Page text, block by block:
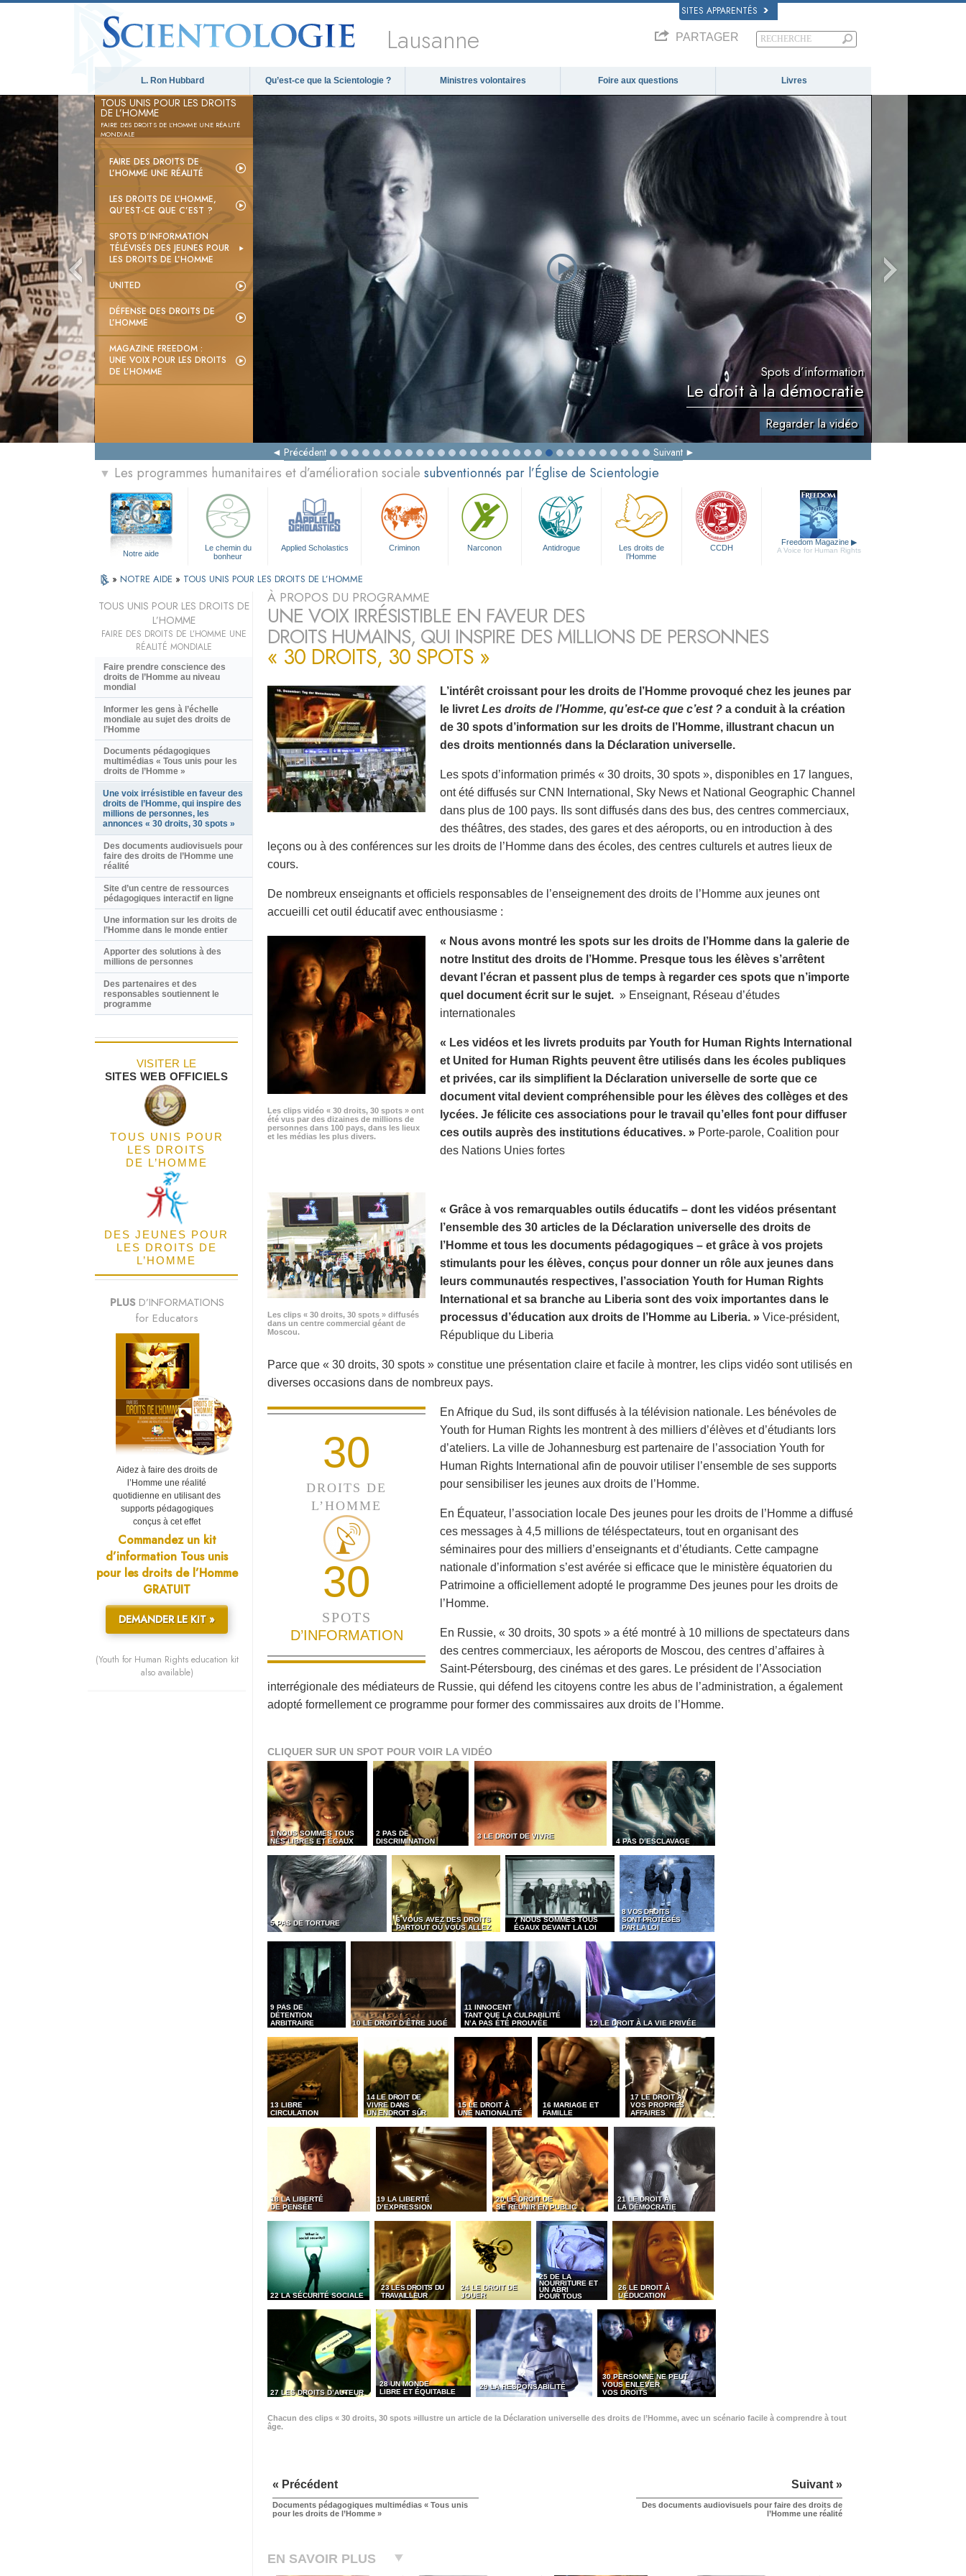
SITES APPARENTÉS
Lausanne PARTAGER
L. Ron Hubbard Qu’est-ce que la Scientologie ? Ministres volontaires Foire aux questions Livres
TOUS UNIS POUR LES DROITS
DE L’HOMME
FAIRE DES DROITS DE L’HOMME UNE RÉALITÉ
MONDIALE
FAIRE DES DROITS DE
L’HOMME UNE RÉALITÉ
LES DROITS DE L’HOMME,
QU’EST-CE QUE C’EST ?
SPOTS D’INFORMATION
TÉLÉVISÉS DES JEUNES POUR
LES DROITS DE L’HOMME
UNITED
DÉFENSE DES DROITS DE
L’HOMME
MAGAZINE FREEDOM :
UNE VOIX POUR LES DROITS
DE L’HOMME
Spots d’information
Le droit à la démocratie
Regarder la vidéo
Précédent Suivant
▼ Les programmes humanitaires et d’amélioration sociale subventionnés par l’Église de Scientologie
Notre aide
Le chemin du
bonheur
Applied Scholastics Criminon Narconon Antidrogue
Les droits de
l’Homme
CCDH
Freedom Magazine ▶
A Voice for Human Rights
» NOTRE AIDE » TOUS UNIS POUR LES DROITS DE L’HOMME
À PROPOS DU PROGRAMME
UNE VOIX IRRÉSISTIBLE EN FAVEUR DES
DROITS HUMAINS, QUI INSPIRE DES MILLIONS DE PERSONNES
« 30 DROITS, 30 SPOTS »
L’intérêt croissant pour les droits de l’Homme provoqué chez les jeunes par
le livret Les droits de l’Homme, qu’est-ce que c’est ? a conduit à la création
de 30 spots d’information sur les droits de l’Homme, illustrant chacun un
des droits mentionnés dans la Déclaration universelle.
Les spots d’information primés « 30 droits, 30 spots », disponibles en 17 langues,
ont été diffusés sur CNN International, Sky News et National Geographic Channel
dans plus de 100 pays. Ils sont diffusés dans des bus, des centres commerciaux,
des théâtres, des stades, des gares et des aéroports, ou en introduction à des
leçons ou à des conférences sur les droits de l’Homme dans des écoles, des centres culturels et autres lieux de
cours.
De nombreux enseignants et officiels responsables de l’enseignement des droits de l’Homme aux jeunes ont
accueilli cet outil éducatif avec enthousiasme :
Les clips vidéo « 30 droits, 30 spots » ont
été vus par des dizaines de millions de
personnes dans 100 pays, dans les lieux
et les médias les plus divers.
« Nous avons montré les spots sur les droits de l’Homme dans la galerie de
notre Institut des droits de l’Homme. Presque tous les élèves s’arrêtent
devant l’écran et passent plus de temps à regarder ces spots que n’importe
quel document écrit sur le sujet. » Enseignant, Réseau d’études
internationales
« Les vidéos et les livrets produits par Youth for Human Rights International
et United for Human Rights peuvent être utilisés dans les écoles publiques
et privées, car ils simplifient la Déclaration universelle de sorte que ce
document vital devient compréhensible pour les élèves des collèges et des
lycées. Je félicite ces associations pour le travail qu’elles font pour diffuser
ces outils auprès des institutions éducatives. » Porte-parole, Coalition pour
des Nations Unies fortes
Les clips « 30 droits, 30 spots » diffusés
dans un centre commercial géant de
Moscou.
« Grâce à vos remarquables outils éducatifs – dont les vidéos présentant
l’ensemble des 30 articles de la Déclaration universelle des droits de
l’Homme et tous les documents pédagogiques – et grâce à vos projets
stimulants pour les élèves, conçus pour donner un rôle aux jeunes dans
leurs communautés respectives, l’association Youth for Human Rights
International et sa branche au Liberia sont des voix importantes dans le
processus d’éducation aux droits de l’Homme au Liberia. » Vice-président,
République du Liberia
Parce que « 30 droits, 30 spots » constitue une présentation claire et facile à montrer, les clips vidéo sont utilisés en
diverses occasions dans de nombreux pays.
30
DROITS DE
L’HOMME
30
SPOTS
D’INFORMATION
En Afrique du Sud, ils sont diffusés à la télévision nationale. Les bénévoles de
Youth for Human Rights les montrent à des milliers d’élèves et d’étudiants lors
d’ateliers. La ville de Johannesburg est partenaire de l’association Youth for
Human Rights International afin de pouvoir utiliser l’ensemble de ses supports
pour sensibiliser les jeunes aux droits de l’Homme.
En Équateur, l’association locale Des jeunes pour les droits de l’Homme a diffusé
ces messages à 4,5 millions de téléspectateurs, tout en organisant des
séminaires pour des milliers d’enseignants et d’étudiants. Cette campagne
nationale d’information s’est avérée si efficace que le ministère équatorien du
Patrimoine a officiellement adopté le programme Des jeunes pour les droits de
l’Homme.
En Russie, « 30 droits, 30 spots » a été montré à 10 millions de spectateurs dans
des centres commerciaux, les aéroports de Moscou, des centres d’affaires à
Saint-Pétersbourg, des cinémas et des gares. Le président de l’Association
interrégionale des médiateurs de Russie, qui défend les citoyens contre les abus de l’administration, a également
adopté formellement ce programme pour former des commissaires aux droits de l’Homme.
CLIQUER SUR UN SPOT POUR VOIR LA VIDÉO
1 NOUS SOMMES TOUS
NÉS LIBRES ET ÉGAUX
2 PAS DE
DISCRIMINATION
3 LE DROIT DE VIVRE
4 PAS D’ESCLAVAGE
5 PAS DE TORTURE
6 VOUS AVEZ DES DROITS
PARTOUT OÙ VOUS ALLEZ
7 NOUS SOMMES TOUS
ÉGAUX DEVANT LA LOI
8 VOS DROITS
SONT PROTÉGÉS
PAR LA LOI
9 PAS DE
DÉTENTION
ARBITRAIRE
10 LE DROIT D’ÊTRE JUGÉ
11 INNOCENT
TANT QUE LA CULPABILITÉ
N’A PAS ÉTÉ PROUVÉE
12 LE DROIT À LA VIE PRIVÉE
13 LIBRE
CIRCULATION
14 LE DROIT DE
VIVRE DANS
UN ENDROIT SÛR
15 LE DROIT À
UNE NATIONALITÉ
16 MARIAGE ET
FAMILLE
17 LE DROIT À
VOS PROPRES
AFFAIRES
18 LA LIBERTÉ
DE PENSÉE
19 LA LIBERTÉ
D’EXPRESSION
20 LE DROIT DE
SE RÉUNIR EN PUBLIC
21 LE DROIT À
LA DÉMOCRATIE
22 LA SÉCURITÉ SOCIALE
23 LES DROITS DU
TRAVAILLEUR
24 LE DROIT DE
JOUER
25 DE LA
NOURRITURE ET
UN ABRI
POUR TOUS
26 LE DROIT À
L’ÉDUCATION
27 LES DROITS D’AUTEUR
28 UN MONDE
LIBRE ET ÉQUITABLE
29 LA RESPONSABILITÉ
30 PERSONNE NE PEUT
VOUS ENLEVER
VOS DROITS
Chacun des clips « 30 droits, 30 spots »illustre un article de la Déclaration universelle des droits de l’Homme, avec un scénario facile à comprendre à tout
âge.
« Précédent
Documents pédagogiques multimédias « Tous unis
pour les droits de l’Homme »
Suivant »
Des documents audiovisuels pour faire des droits de
l’Homme une réalité
EN SAVOIR PLUS
TOUS UNIS POUR LES DROITS DE
L’HOMME
FAIRE DES DROITS DE L’HOMME UNE
RÉALITÉ MONDIALE
Faire prendre conscience des
droits de l’Homme au niveau
mondial
Informer les gens à l’échelle
mondiale au sujet des droits de
l’Homme
Documents pédagogiques
multimédias « Tous unis pour les
droits de l’Homme »
Une voix irrésistible en faveur des
droits de l’Homme, qui inspire des
millions de personnes, les
annonces « 30 droits, 30 spots »
Des documents audiovisuels pour
faire des droits de l’Homme une
réalité
Site d’un centre de ressources
pédagogiques interactif en ligne
Une information sur les droits de
l’Homme dans le monde entier
Apporter des solutions à des
millions de personnes
Des partenaires et des
responsables soutiennent le
programme
VISITER LE
SITES WEB OFFICIELS
TOUS UNIS POUR
LES DROITS
DE L’HOMME
DES JEUNES POUR
LES DROITS DE
L’HOMME
PLUS D’INFORMATIONS
for Educators
Aidez à faire des droits de
l’Homme une réalité
quotidienne en utilisant des
supports pédagogiques
conçus à cet effet
Commandez un kit
d’information Tous unis
pour les droits de l’Homme
GRATUIT
DEMANDER LE KIT »
(Youth for Human Rights education kit
also available)